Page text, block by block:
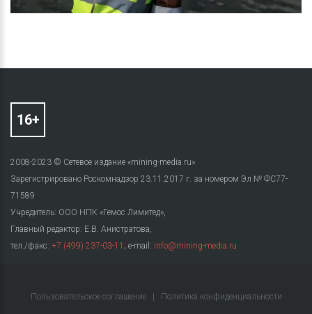
2008-2023 © Сетевое издание «mining-media.ru»
Зарегистрировано Роскомнадзор 23.11.2017 г. за номером Эл № ФС77-
71589
Учредитель: ООО НПК «Гемос Лимитед»,
Главный редактор: Е.В. Анистратова,
тел./факс: +7 (499) 237-03-11 ; e-mail: info@mining-media.ru
Пользовательское соглашение Политика конфиденциальности